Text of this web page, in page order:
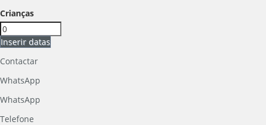
Crianças
Inserir datas
Contactar
WhatsApp
WhatsApp
Telefone